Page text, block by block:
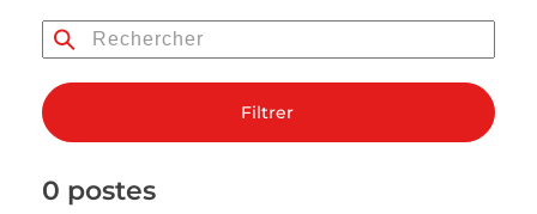
Filtrer
0 postes